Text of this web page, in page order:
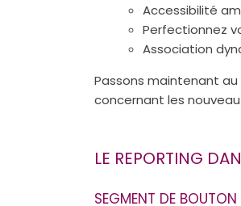
Accessibilité
Perfectionnez
Association
Passons maintenant
concernant les
LE REPORTING
SEGMENT DE BOUTON